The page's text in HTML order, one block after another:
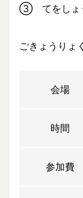
③ てをしょ
ごきょうりょ
会場
時間
参加費